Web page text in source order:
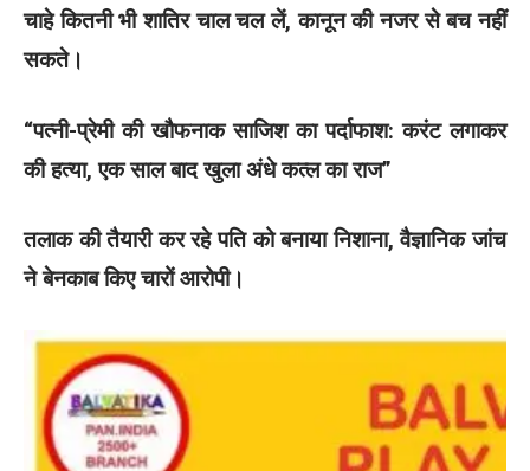
चाहे कितनी भी शातिर चाल चल लें, कानून की नजर से बच नहीं
सकते।
“पत्नी-प्रेमी की खौफनाक साजिश का पर्दाफाश: करंट लगाकर
की हत्या, एक साल बाद खुला अंधे कत्ल का राज”
तलाक की तैयारी कर रहे पति को बनाया निशाना, वैज्ञानिक जांच
ने बेनकाब किए चारों आरोपी।